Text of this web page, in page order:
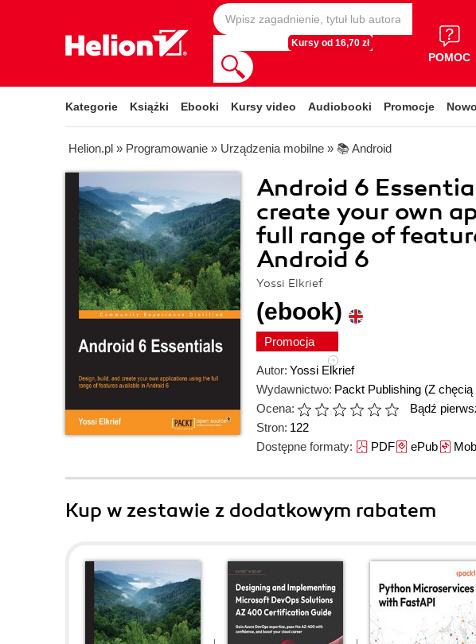
Kursy od 16,70 zł
POMOC
Kategorie Książki Ebooki Kursy video Audiobooki Promocje
Helion.pl » Programowanie » Urządzenia mobilne » 📚 Android
Android 6
create your own
full range of
Android 6
Yossi Elkrief
(ebook)
Promocja
Autor: Yossi Elkrief
Wydawnictwo: Packt Publishing (Z
Ocena:
Bądź
Stron: 122
Dostępne formaty: PDFePub
Kup w zestawie z dodatkowym rabatem